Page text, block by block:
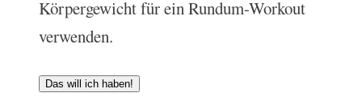
Körpergewicht für ein Rundum-Workout
verwenden.
Das will ich haben!